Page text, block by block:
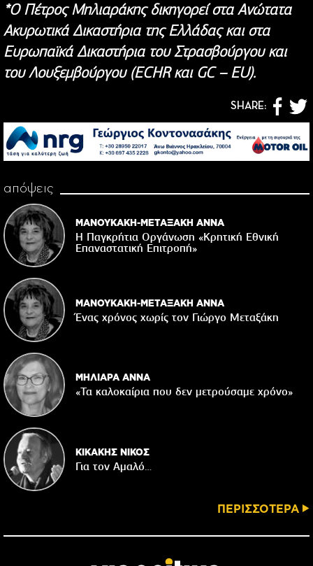
*Ο Πέτρος Μηλιαράκης δικηγορεί στα Ανώτατα
Ακυρωτικά Δικαστήρια της Ελλάδας και στα
Ευρωπαϊκά Δικαστήρια του Στρασβούργου και
του Λουξεμβούργου (ECHR και GC – EU).
SHARE:
απόψεις
ΜΑΝΟΥΚΑΚΗ-ΜΕΤΑΞΑΚΗ ΑΝΝΑ
Η Παγκρήτια Οργάνωση «Κρητική Εθνική
Επαναστατική Eπιτροπή»
ΜΑΝΟΥΚΑΚΗ-ΜΕΤΑΞΑΚΗ ΑΝΝΑ
Ένας χρόνος χωρίς τον Γιώργο Μεταξάκη
ΜΗΛΙΑΡΑ ΑΝΝΑ
«Τα καλοκαίρια που δεν μετρούσαμε χρόνο»
ΚΙΚΑΚΗΣ ΝΙΚΟΣ
Για τον Αμαλό…
ΠΕΡΙΣΣΟΤΕΡΑ